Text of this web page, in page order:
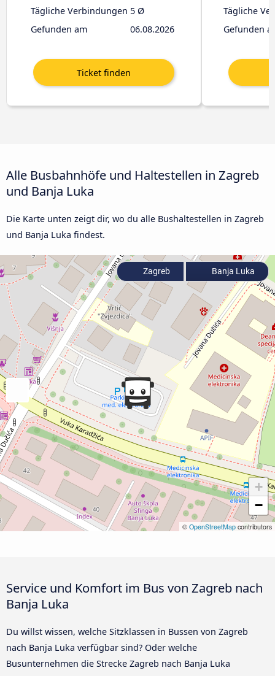
Tägliche Verbindungen 5 Ø
Gefunden am
06.08.2026
Tägliche
Gefunden
Alle Busbahnhöfe und Haltestellen in Zagreb
und Banja Luka
Die Karte unten zeigt dir, wo du alle Bushaltestellen in Zagreb
und Banja Luka findest.
+
−
© OpenStreetMap contributors
Zagreb Banja Luka
Service und Komfort im Bus von Zagreb nach
Banja Luka
Du willst wissen, welche Sitzklassen in Bussen von Zagreb
nach Banja Luka verfügbar sind? Oder welche
Busunternehmen die Strecke Zagreb nach Banja Luka